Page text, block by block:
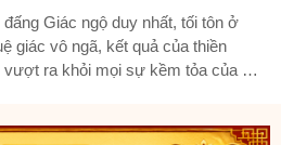
Giác ngộ duy nhất, tối tôn ở
giác vô ngã, kết quả của thiền
ra khỏi mọi sự kềm tỏa của ác